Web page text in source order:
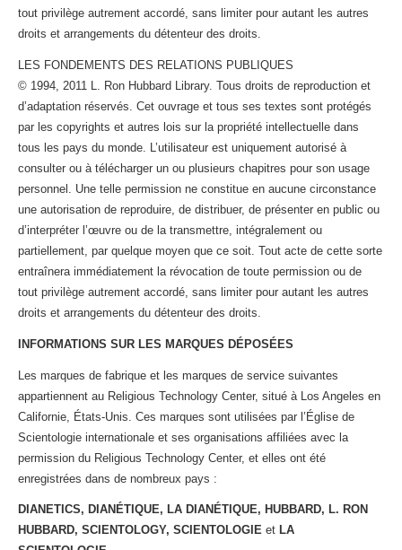
tout privilège autrement accordé, sans limiter pour autant les autres
droits et arrangements du détenteur des droits.
LES FONDEMENTS DES RELATIONS PUBLIQUES
© 1994, 2011 L. Ron Hubbard Library. Tous droits de reproduction et
d’adaptation réservés. Cet ouvrage et tous ses textes sont protégés
par les copyrights et autres lois sur la propriété intellectuelle dans
tous les pays du monde. L’utilisateur est uniquement autorisé à
consulter ou à télécharger un ou plusieurs chapitres pour son usage
personnel. Une telle permission ne constitue en aucune circonstance
une autorisation de reproduire, de distribuer, de présenter en public ou
d’interpréter l’œuvre ou de la transmettre, intégralement ou
partiellement, par quelque moyen que ce soit. Tout acte de cette sorte
entraînera immédiatement la révocation de toute permission ou de
tout privilège autrement accordé, sans limiter pour autant les autres
droits et arrangements du détenteur des droits.
INFORMATIONS SUR LES MARQUES DÉPOSÉES
Les marques de fabrique et les marques de service suivantes
appartiennent au Religious Technology Center, situé à Los Angeles en
Californie, États-Unis. Ces marques sont utilisées par l’Église de
Scientologie internationale et ses organisations affiliées avec la
permission du Religious Technology Center, et elles ont été
enregistrées dans de nombreux pays :
DIANETICS, DIANÉTIQUE, LA DIANÉTIQUE, HUBBARD, L. RON
HUBBARD, SCIENTOLOGY, SCIENTOLOGIE et LA